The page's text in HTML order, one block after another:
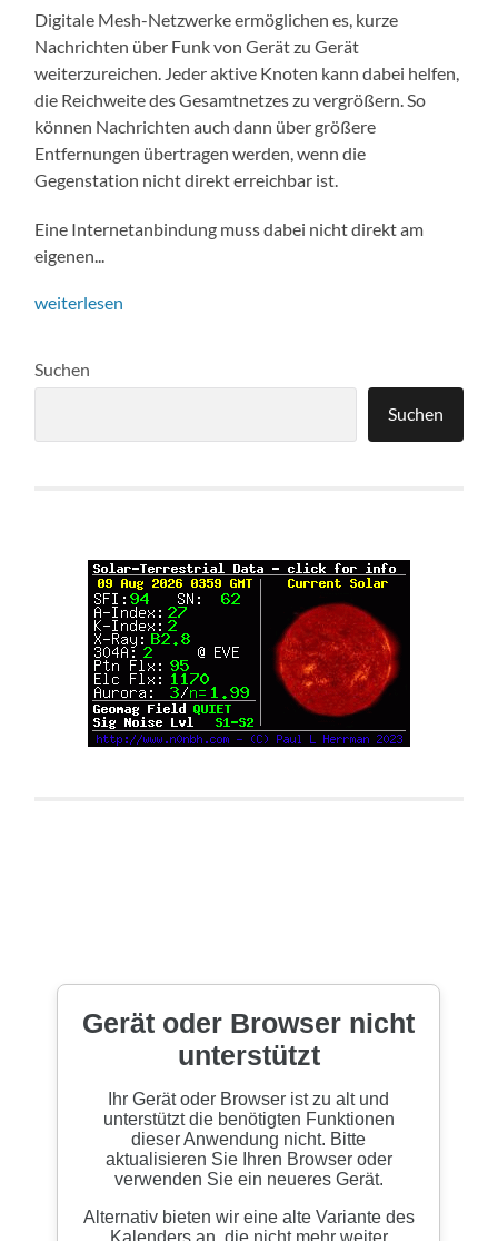
Digitale Mesh-Netzwerke ermöglichen es, kurze
Nachrichten über Funk von Gerät zu Gerät
weiterzureichen. Jeder aktive Knoten kann dabei helfen,
die Reichweite des Gesamtnetzes zu vergrößern. So
können Nachrichten auch dann über größere
Entfernungen übertragen werden, wenn die
Gegenstation nicht direkt erreichbar ist.
Eine Internetanbindung muss dabei nicht direkt am
eigenen...
weiterlesen
Suchen
Suchen